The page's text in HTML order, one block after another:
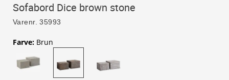
Sofabord Dice brown stone
Varenr. 35993
Farve: Brun